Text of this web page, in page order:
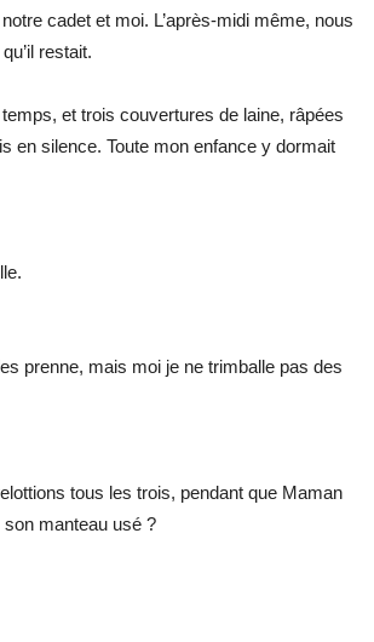
cadet et moi. L’après-midi même, nous
restait.
et trois couvertures de laine, râpées
en silence. Toute mon enfance y dormait
prenne, mais moi je ne trimballe pas des
tous les trois, pendant que Maman
son manteau usé ?